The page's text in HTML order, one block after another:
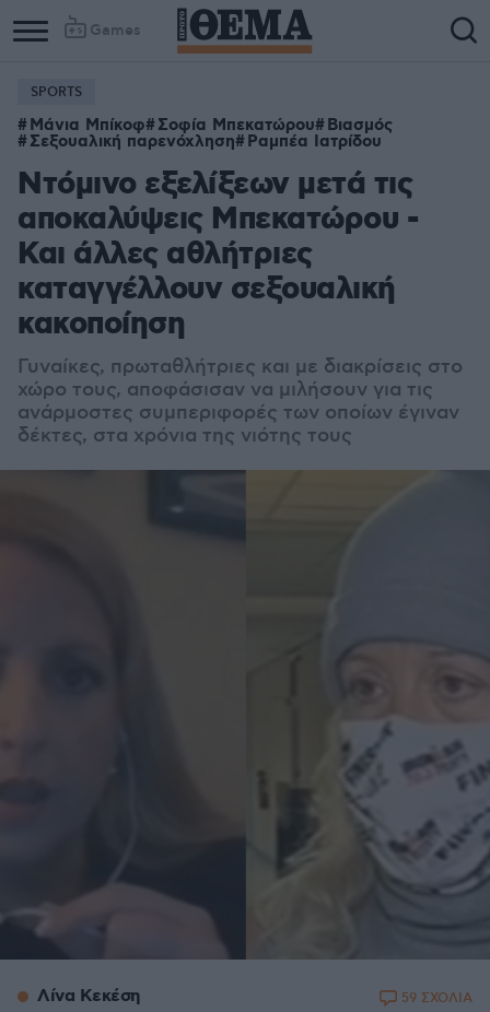
Games
SPORTS
Μάνια Μπίκοφ Σοφία Μπεκατώρου Βιασμός
Σεξουαλική παρενόχληση Ραμπέα Ιατρίδου
Ντόμινο εξελίξεων μετά τις
αποκαλύψεις Μπεκατώρου -
Και άλλες αθλήτριες
καταγγέλλουν σεξουαλική
κακοποίηση
Γυναίκες, πρωταθλήτριες και με διακρίσεις στο
χώρο τους, αποφάσισαν να μιλήσουν για τις
ανάρμοστες συμπεριφορές των οποίων έγιναν
δέκτες, στα χρόνια της νιότης τους
Λίνα Κεκέση 59 ΣΧΟΛΙΑ